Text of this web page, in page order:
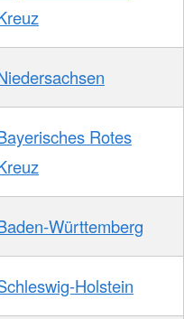
Rotes
Württemberg
Holstein